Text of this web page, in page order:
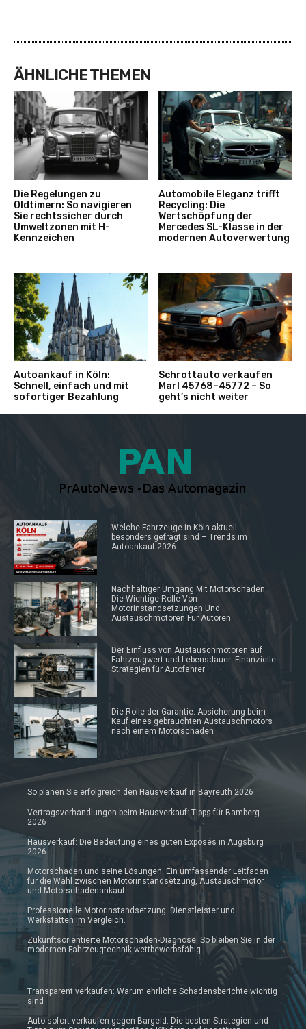
ÄHNLICHE THEMEN
Die Regelungen zu
Oldtimern: So navigieren
Sie rechtssicher durch
Umweltzonen mit H-
Kennzeichen
Automobile Eleganz trifft
Recycling: Die
Wertschöpfung der
Mercedes SL-Klasse in der
modernen Autoverwertung
Autoankauf in Köln:
Schnell, einfach und mit
sofortiger Bezahlung
Schrottauto verkaufen
Marl 45768–45772 – So
geht’s nicht weiter
Welche Fahrzeuge in Köln aktuell
besonders gefragt sind – Trends im
Autoankauf 2026
Nachhaltiger Umgang Mit Motorschäden:
Die Wichtige Rolle Von
Motorinstandsetzungen Und
Austauschmotoren Für Autoren
Der Einfluss von Austauschmotoren auf
Fahrzeugwert und Lebensdauer: Finanzielle
Strategien für Autofahrer
Die Rolle der Garantie: Absicherung beim
Kauf eines gebrauchten Austauschmotors
nach einem Motorschaden
So planen Sie erfolgreich den Hausverkauf in Bayreuth 2026
Vertragsverhandlungen beim Hausverkauf: Tipps für Bamberg
2026
Hausverkauf: Die Bedeutung eines guten Exposés in Augsburg
2026
Motorschaden und seine Lösungen: Ein umfassender Leitfaden
für die Wahl zwischen Motorinstandsetzung, Austauschmotor
und Motorschadenankauf
Professionelle Motorinstandsetzung: Dienstleister und
Werkstätten im Vergleich.
Zukunftsorientierte Motorschaden-Diagnose: So bleiben Sie in der
modernen Fahrzeugtechnik wettbewerbsfähig
Transparent verkaufen: Warum ehrliche Schadensberichte wichtig
sind
Auto sofort verkaufen gegen Bargeld: Die besten Strategien und